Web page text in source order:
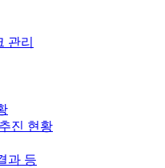
관리
진 현황
과 등